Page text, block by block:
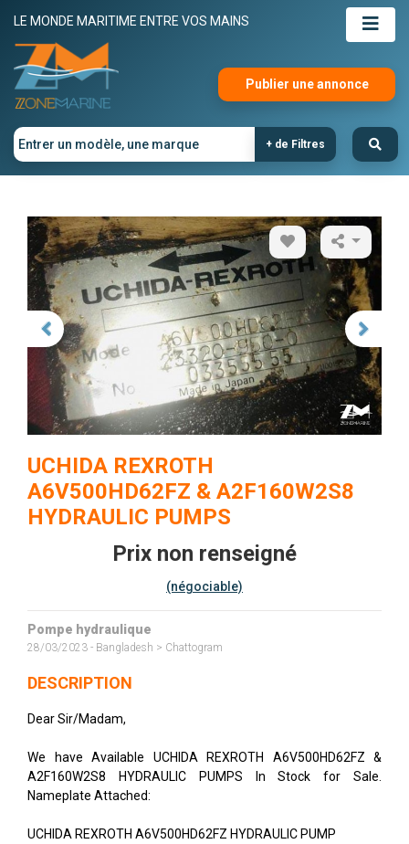
LE MONDE MARITIME ENTRE VOS MAINS
Publier une annonce
+ de Filtres
UCHIDA REXROTH
A6V500HD62FZ & A2F160W2S8
HYDRAULIC PUMPS
Prix non renseigné
(négociable)
Pompe hydraulique
28/03/2023 - Bangladesh > Chattogram
DESCRIPTION
Dear Sir/Madam,
We have Available UCHIDA REXROTH A6V500HD62FZ &
A2F160W2S8 HYDRAULIC PUMPS In Stock for Sale.
Nameplate Attached:
UCHIDA REXROTH A6V500HD62FZ HYDRAULIC PUMP